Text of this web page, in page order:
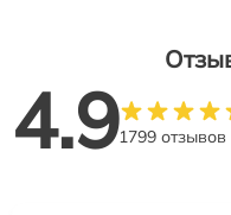
4.91799 отзывов